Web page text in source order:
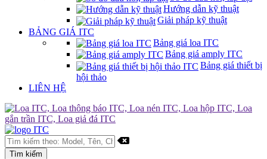
Hướng dẫn kỹ thuật
Giải pháp kỹ thuật
BẢNG GIÁ ITC
Bảng giá loa ITC
Bảng giá amply ITC
Bảng giá thiết bị
hội thảo
LIÊN HỆ